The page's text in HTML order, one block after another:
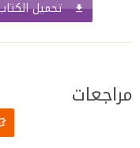
تحميل
مراجعات